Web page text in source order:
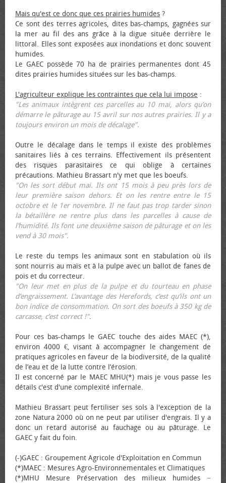
Mais qu'est ce donc que ces prairies humides ?
Ce sont des terres agricoles, dites bas-champs, gagnées sur
la mer au fil des ans grâce à la digue située derrière le
littoral. Elles sont exposées aux inondations et donc souvent
humides.
Le GAEC possède 70 ha de prairies permanentes dont 45
dites prairies humides situées sur les bas-champs.
L'agriculteur explique les contraintes que cela lui impose :
"Les animaux intègrent ces parcelles au 10 mai, alors qu’on
démarre le pâturage au 15 avril sur nos autres prairies. Il y a
toujours environ un mois de décalage".
Outre le décalage dans le temps il existe des problèmes
sanitaires liés à ces terrains. Effectivement ils présentent
des risques parasitaires ce qui oblige à certaines
précautions. Mathieu Brassart n'y met que les bœufs.
"On les sort début mai. Ils ont 15 mois à peu près lors de
leur première saison dehors. Et on les rentre entre le 15
octobre et le 1er novembre. Il ne faut pas trop tarder sinon
la bétaillère ne rentre plus dans les parcelles à cause de
l’humidité. Ils font une deuxième saison de pâturage et on les
vend à 30 mois".
Le reste du temps les animaux sont en stabulation où ils
sont nourris au maïs et à la pulpe avec un ballot de fanes de
pois et du correcteur.
"On leur met en plus de la pulpe et du tourteau en phase
d’engraissement. L’avantage des Herefords, c’est qu’ils ont un
bon indice de consommation. On sort des bœufs à 350 kg de
carcasse, c’est correct !".
Pour ces bas-champs le GAEC touche des aides MAEC (*),
environ 4000 €, visant à accompagner le changement de
pratiques agricoles en faveur de la biodiversité, de la qualité
de l’eau et de la lutte contre l’érosion.
Il est concerné par le MAEC MHU(*) mais je vous passe les
détails c'est d'une complexité infernale.
Mathieu Brassart peut fertiliser ses sols à l'exception de la
zone Natura 2000 où on ne peut par utiliser d'engrais. Il y a
donc un retard autorisé au fauchage ou au pâturage. Le
GAEC y fait du foin.
(-)GAEC : Groupement Agricole d'Exploitation en Commun
(*)MAEC : Mesures Agro-Environnementales et Climatiques
(*)MHU Mesure Préservation des milieux humides −